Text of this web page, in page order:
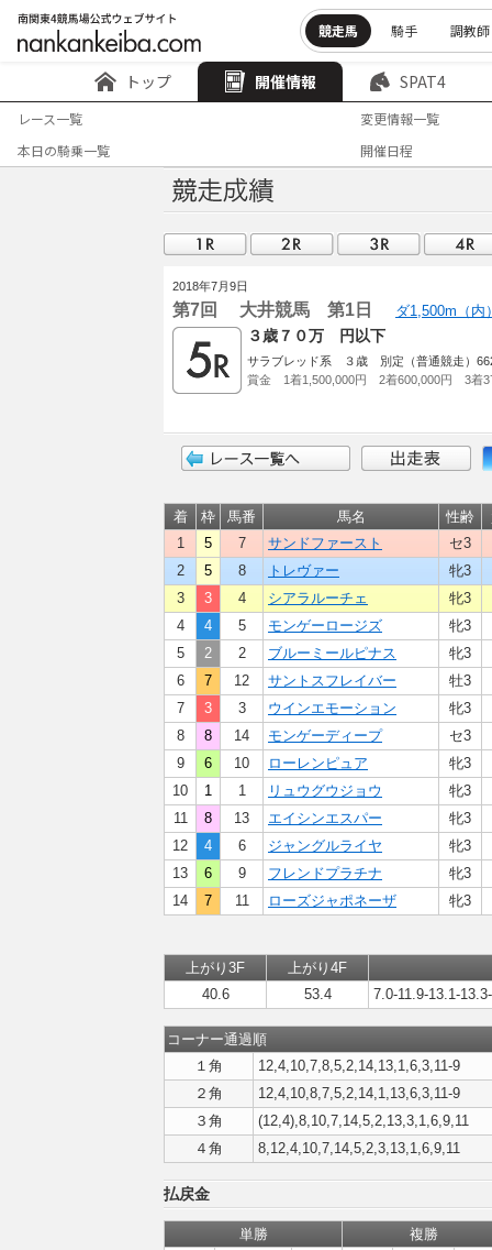
競走馬 騎手 調教師
トップ 開催情報 SPAT4
レース一覧
変更情報一覧
本日の騎乗一覧
開催日程
2018年7月9日
第7回 大井競馬 第1日 ダ1,500m（内
３歳７０万 円以下
サラブレッド系 ３歳 別定（普通競走）
賞金 1着1,500,000円 2着600,000円 3着
着 枠 馬番 馬名 性齢
1
5 7 サンドファースト セ3
2
5 8 トレヴァー 牝3
3
3 4 シアラルーチェ 牝3
4
4 5 モンゲーロージズ 牝3
5
2 2 ブルーミールピナス 牝3
6
7 12 サントスフレイバー 牡3
7
3 3 ウインエモーション 牝3
8
8 14 モンゲーディープ セ3
9
6 10 ローレンピュア 牝3
10
1 1 リュウグウジョウ 牝3
11
8 13 エイシンエスパー 牝3
12
4 6 ジャングルライヤ 牝3
13
6 9 フレンドプラチナ 牝3
14
7 11 ローズジャポネーザ 牝3
上がり3F
上がり4F
40.6
53.4 7.0-11.9-13.1-
コーナー通過順
１角
12,4,10,7,8,5,2,14,13,1,6,3,11-9
２角
12,4,10,8,7,5,2,14,1,13,6,3,11-9
３角
(12,4),8,10,7,14,5,2,13,3,1,6,9,11
４角
8,12,4,10,7,14,5,2,3,13,1,6,9,11
払戻金
単勝
複勝